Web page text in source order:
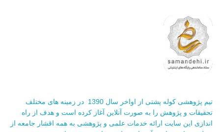
تیم پژوهشی کوله پشتی از اواخر سال 1390 در زمینه های مختلف
تحقیقات و پژوهش را به صورت آنلاین آغاز کرده است و هدف از راه
اندازی این سایت ارائه خدمات علمی و پژوهشی به همه اقشار جامعه از